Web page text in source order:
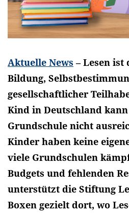
Aktuelle News – Lesen ist
Bildung,
gesellschaftlicher
Kind in Deutschland
Grundschule nicht
Kinder haben keine
viele Grundschulen
Budgets und fehlenden
unterstützt die Stiftung
Boxen gezielt dort, wo